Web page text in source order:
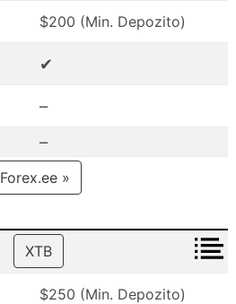
$200 (Min. Depozito)
✔
–
–
Forex.ee »
XTB
$250 (Min. Depozito)